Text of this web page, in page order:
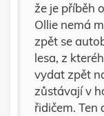
že je příběh
Ollie nemá
zpět se
lesa, z
vydat zpět
zůstávají v
řidičem. Ten